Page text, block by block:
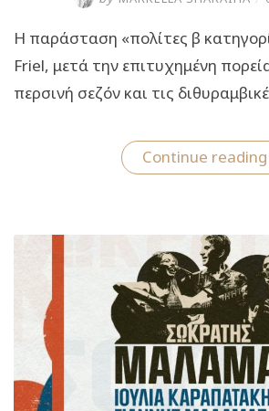
Η παράσταση «πολίτες β
Friel, μετά την επιτυχημένη
περσινή σεζόν και τις
Continue reading